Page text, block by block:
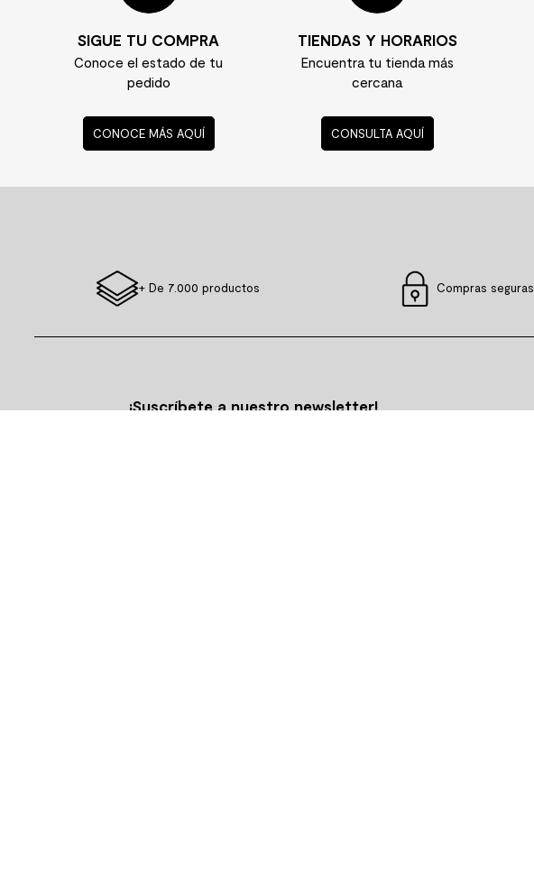
SIGUE TU COMPRA
Conoce el estado de tu
pedido
CONOCE MÁS AQUÍ
TIENDAS Y HORARIOS
Encuentra tu tienda más
cercana
CONSULTA AQUÍ
+ De 7.000 productos Compras seguras
¡Suscríbete a nuestro newsletter!